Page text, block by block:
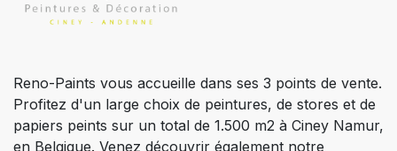
Reno-Paints vous accueille dans ses 3 points de vente.
Profitez d'un large choix de peintures, de stores et de
papiers peints sur un total de 1.500 m2 à Ciney Namur,
en Belgique. Venez découvrir également notre